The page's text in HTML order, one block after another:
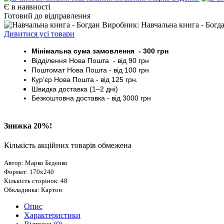
Є в наявності
Готовий до відправлення
Виробник: Навчальна книга -
Дивитися усі товари
Мінімальна сума замовлення - 300 грн
Відділення Нова Пошта - від 90 грн
ПоштоматНова Пошта - від 100 грн
Кур’єр Нова Пошта - від 125 грн.
Швидка доставка (1–2 дні)
Безкоштовна доставка - від 3000 грн
Знижка 20%!
Кількість акційних товарів обмежена
Автор: Марко Беденко
Формат: 170х240
Кількість сторінок: 48
Обкладинка: Картон
Опис
Характеристики